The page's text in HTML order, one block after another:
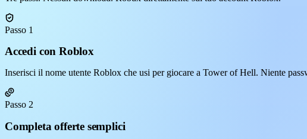
Passo 1
Accedi con Roblox
Inserisci il nome utente Roblox che usi per giocare a Tower of Hell. Niente
Passo 2
Completa offerte semplici